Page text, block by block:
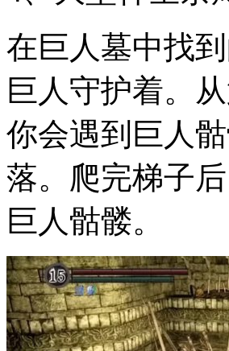
在巨人墓中找
巨人守护着。
你会遇到巨人
落。爬完梯子
巨人骷髅。